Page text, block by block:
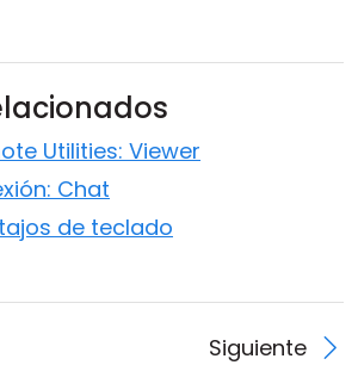
Utilities: Viewer
Chat
de teclado
Siguiente